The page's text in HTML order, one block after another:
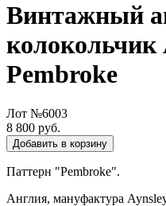
Винтажный
колокольчик
Pembroke
Лот №6003
8 800 руб.
Добавить в корзину
Паттерн "Pembroke".
Англия, мануфактура